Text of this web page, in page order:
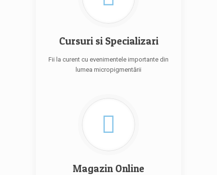
Cursuri si Specializari
Fii la curent cu evenimentele importante din
lumea micropigmentării
Magazin Online